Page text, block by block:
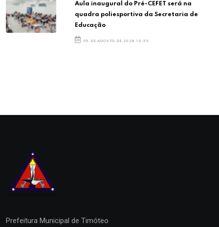
Aula inaugural do Pré-CEFET será na
quadra poliesportiva da Secretaria de
Educação
05 DE AGOSTO DE 2026 10:55
Prefeitura Municipal de Timóteo